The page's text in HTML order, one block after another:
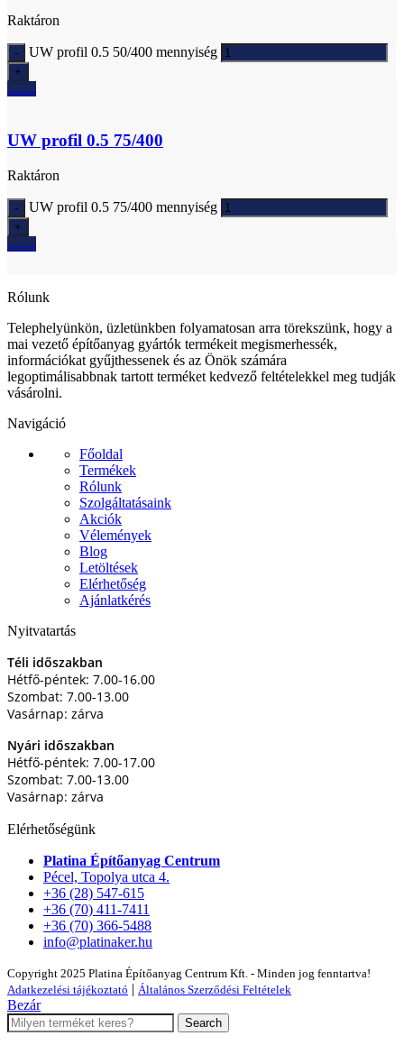
Raktáron
UW profil 0.5 50/400 mennyiség
Ajánlatkérés
UW profil 0.5 75/400
Raktáron
UW profil 0.5 75/400 mennyiség
Ajánlatkérés
Rólunk
Telephelyünkön, üzletünkben folyamatosan arra törekszünk, hogy a
mai vezető építőanyag gyártók termékeit megismerhessék,
információkat gyűjthessenek és az Önök számára
legoptimálisabbnak tartott terméket kedvező feltételekkel meg tudják
vásárolni.
Navigáció
Főoldal
Termékek
Rólunk
Szolgáltatásaink
Akciók
Vélemények
Blog
Letöltések
Elérhetőség
Ajánlatkérés
Nyitvatartás
Téli időszakban
Hétfő-péntek: 7.00-16.00
Szombat: 7.00-13.00
Vasárnap: zárva
Nyári időszakban
Hétfő-péntek: 7.00-17.00
Szombat: 7.00-13.00
Vasárnap: zárva
Elérhetőségünk
Platina Építőanyag Centrum
Pécel, Topolya utca 4.
+36 (28) 547-615
+36 (70) 411-7411
+36 (70) 366-5488
info@platinaker.hu
Copyright 2025 Platina Építőanyag Centrum Kft. - Minden jog fenntartva!
Adatkezelési tájékoztató | Általános Szerződési Feltételek
Bezár
Search